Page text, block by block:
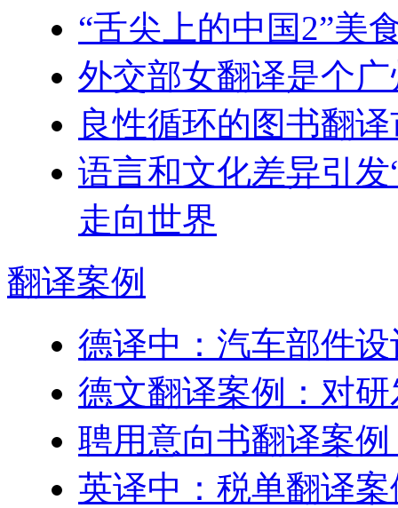
“舌尖上的中国2”美
外交部女翻译是个
良性循环的图书翻
语言和文化差异引
走向世界
翻译案例
德译中：汽车部件
德文翻译案例：对
聘用意向书翻译案
英译中：税单翻译案